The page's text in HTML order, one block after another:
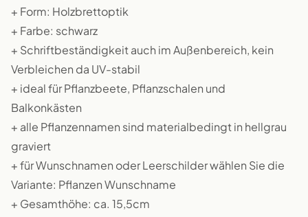
+ Form: Holzbrettoptik
+ Farbe: schwarz
+ Schriftbeständigkeit auch im Außenbereich, kein
Verbleichen da UV-stabil
+ ideal für Pflanzbeete, Pflanzschalen und
Balkonkästen
+ alle Pflanzennamen sind materialbedingt in hellgrau
graviert
+ für Wunschnamen oder Leerschilder wählen Sie die
Variante: Pflanzen Wunschname
+ Gesamthöhe: ca. 15,5cm